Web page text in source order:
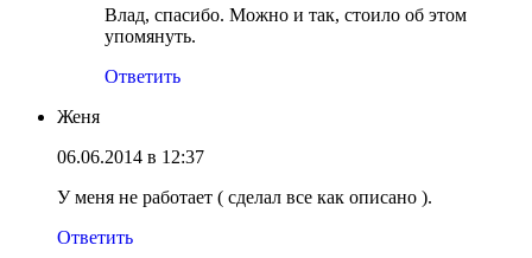
Влад, спасибо. Можно и так, стоило об этом
упомянуть.
Ответить
Женя
06.06.2014 в 12:37
У меня не работает ( сделал все как описано ).
Ответить